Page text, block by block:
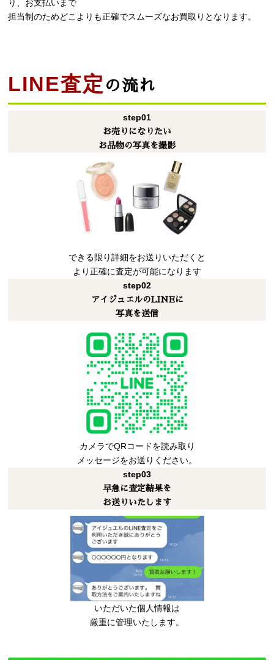
り、お支払いまで
担当制のためどこよりも正確でスムーズなお買取りとなります。
LINE査定 の流れ
step01
お売りになりたい
お品物の写真を撮影
できる限り詳細をお送りいただくと
より正確に査定が可能になります
step02
アイジュエルのLINEに
写真を送信
カメラでQRコードを読み取り
メッセージをお送りください。
step03
早急に査定結果を
お送りいたします
いただいた個人情報は
厳重に管理いたします。